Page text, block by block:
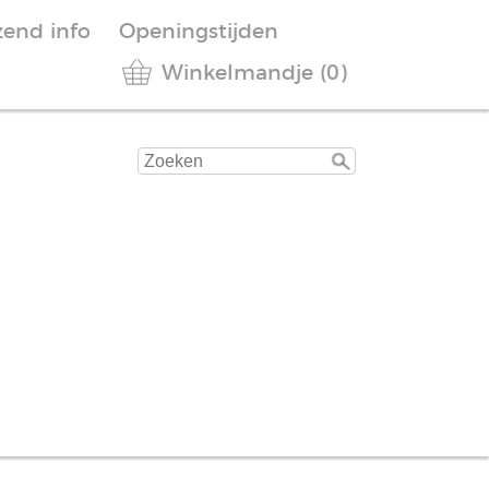
info Openingstijden
Winkelmandje (0)